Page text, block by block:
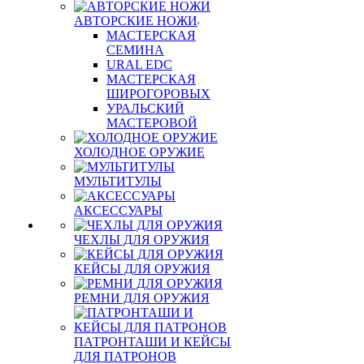
АВТОРСКИЕ НОЖИ
МАСТЕРСКАЯ
СЕМИНА
URAL EDC
МАСТЕРСКАЯ
ШИРОГОРОВЫХ
УРАЛЬСКИЙ
МАСТЕРОВОЙ
ХОЛОДНОЕ ОРУЖИЕ
МУЛЬТИТУЛЫ
АКСЕССУАРЫ
ЧЕХЛЫ ДЛЯ ОРУЖИЯ
КЕЙСЫ ДЛЯ ОРУЖИЯ
РЕМНИ ДЛЯ ОРУЖИЯ
ПАТРОНТАШИ И КЕЙСЫ
ДЛЯ ПАТРОНОВ